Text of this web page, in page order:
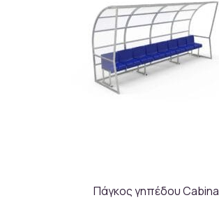
Πάγκος γηπέδου Cabina